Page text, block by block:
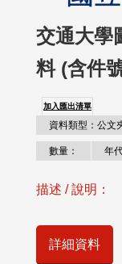
交通大學
料 (含件
加入匯出清單
資料類型：公文
數量： 年
描述 / 說明：
詳細資料